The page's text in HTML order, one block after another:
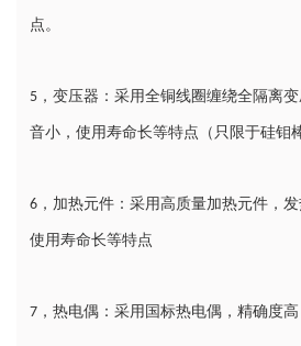
点。
5 ，变压器：采用全铜线圈缠绕全隔离
音小，使用寿命长等特点（只限于硅钼
6 ，加热元件：采用高质量加热元件，
使用寿命长等特点
7 ，热电偶：采用国标热电偶，精确度高